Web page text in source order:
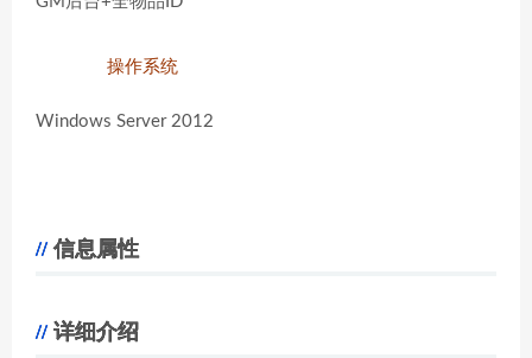
操作系统
Windows Server 2012
信息属性
详细介绍